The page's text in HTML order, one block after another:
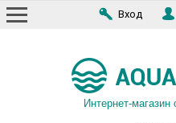
Вход
Интернет-